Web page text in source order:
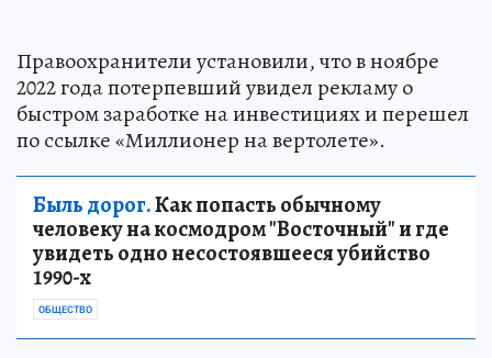
Правоохранители установили, что в ноябре
2022 года потерпевший увидел рекламу о
быстром заработке на инвестициях и перешел
по ссылке «Миллионер на вертолете».
Быль дорог.Как попасть обычному
человеку на космодром "Восточный" и где
увидеть одно несостоявшееся убийство
1990-х
ОБЩЕСТВО